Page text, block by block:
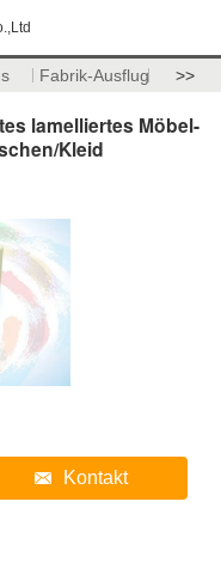
Fabrik-Ausflug >>
lamelliertes Möbel-
Kleid
Kontakt